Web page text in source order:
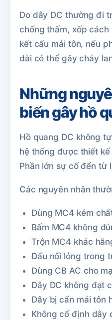
Do dây DC thường đi
chống thấm, xốp
kết cấu mái tôn, nếu
dài có thể gây cháy
Những
biến gây hồ
Hồ quang DC không
hệ thống được thiết
Phần lớn sự cố đến từ
Các nguyên nhân
Dùng MC4 kém
Bấm MC4 không
Trộn MC4 khác
Đấu nối lỏng trong
Dùng CB AC cho
Dây DC không đạt
Dây bị cấn mái tôn
Không cố định dây